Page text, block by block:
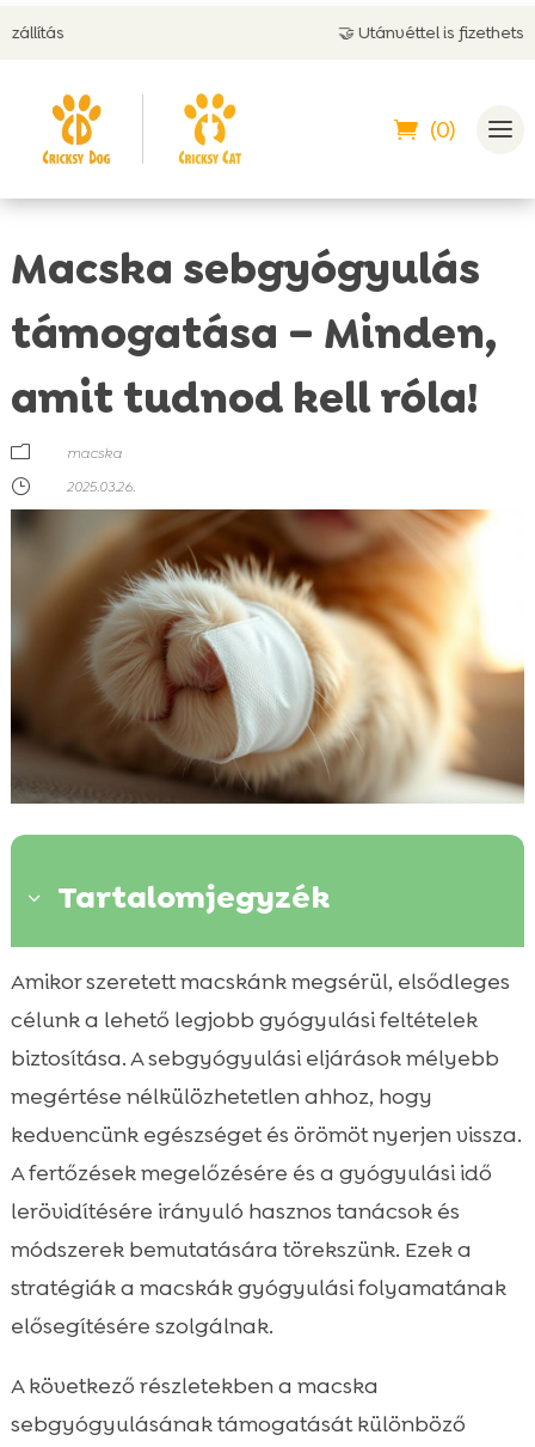
🤝 Utánvéttel is fizethetsz
(0)
Macska sebgyógyulás
támogatása – Minden,
amit tudnod kell róla!
m
macska
}
2025.03.26.
3 Tartalomjegyzék
 Miért fontos a macska sebgyógyulás
támogatása?
Az első lépések a sebgyógyulás
Természetes módszerek a sebgyógyulás
elősegítésére
Az állatorvosi ellátás szerepe a
sebgyógyulásban
 A megfelelő táplálkozás és étrend
fontossága
 Hogyan kerüljük el a fertőzéseket?
 Sebszélek védelme és a seb zárásának
módjai
Amikor szeretett macskánk megsérül, elsődleges
célunk a lehető legjobb gyógyulási feltételek
biztosítása. A sebgyógyulási eljárások mélyebb
megértése nélkülözhetetlen ahhoz, hogy
kedvencünk egészséget és örömöt nyerjen vissza.
A fertőzések megelőzésére és a gyógyulási idő
lerövidítésére irányuló hasznos tanácsok és
módszerek bemutatására törekszünk. Ezek a
stratégiák a macskák gyógyulási folyamatának
elősegítésére szolgálnak.
A következő részletekben a macska
sebgyógyulásának támogatását különböző